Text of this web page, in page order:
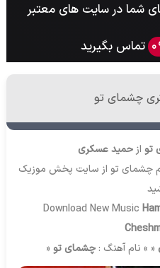
شما در سایت های معتبر
تماس بگیرید
چشمای تو
تو ازحمید عسکری
چشمای تو از سایت پخش موزیک
Download New Music
« » نام آهنگ : چشمای تو «